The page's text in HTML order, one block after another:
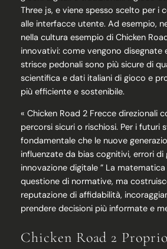
Three js, e viene spesso scelto per i
alle interfacce utente. Ad esempio,
nella cultura esempio di Chicken
innovativi: come vengono disegnate
strisce pedonali sono più sicure di
scientifica e dati italiani di gioco e
più efficiente e sostenibile.
« Chicken Road 2 Frecce direzionali
percorsi sicuri o rischiosi. Per i futuri
fondamentale che le nuove
influenzate da bias cognitivi, errori di
innovazione digitale ” La
questione di normative, ma
reputazione di affidabilità,
prendere decisioni più informate e
Chicken Road 2